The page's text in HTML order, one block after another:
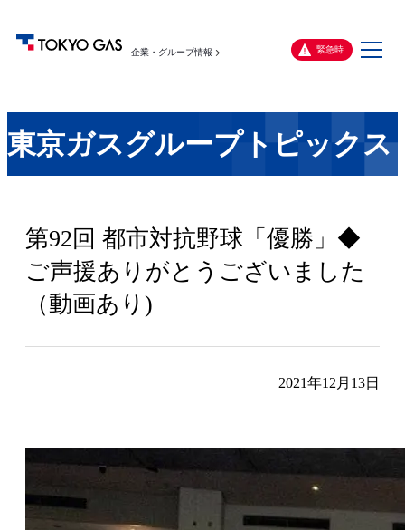
企業・グループ情報 緊急時
メ
東京ガスグループトピックス
第92回 都市対抗野球「優勝」◆
ご声援ありがとうございました
（動画あり)
2021年12月13日